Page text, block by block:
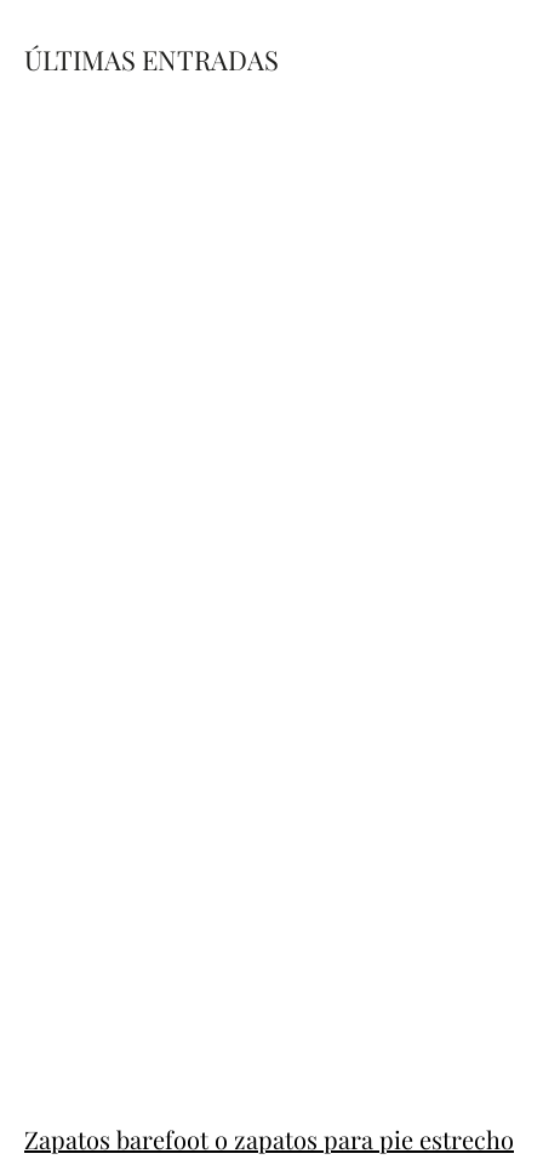
ÚLTIMAS ENTRADAS
Zapatos barefoot o zapatos para pie estrecho